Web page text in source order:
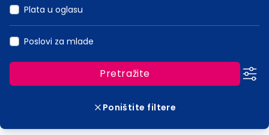
Plata u oglasu
Poslovi za mlade
Pretražite
Poništite filtere